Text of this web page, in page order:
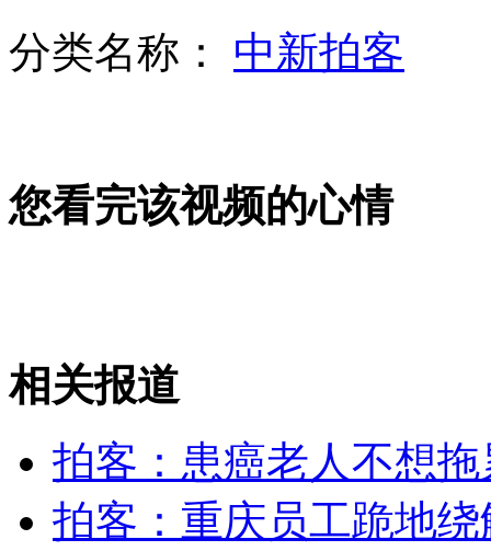
巴基斯坦：指控穆沙拉夫检察官遇袭身亡
山西运城恶犬咬伤多人 警民合力深夜将其击毙
女孩北京地铁殴打老人 痛下狠手拳打脚踢
分类名称： 中新拍客
您看完该视频的心情
相关报道
拍客：患癌老人不想
拍客：重庆员工跪地